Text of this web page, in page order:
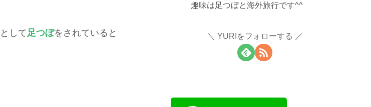
として足つぼをされていると
趣味は足つぼと海外旅行です^^
YURIをフォローする